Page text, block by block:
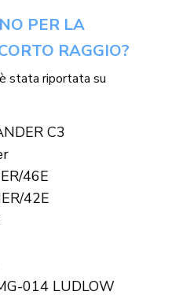
PER LA
RAGGIO?
stata riportata su
C3
46E
42E
014 LUDLOW